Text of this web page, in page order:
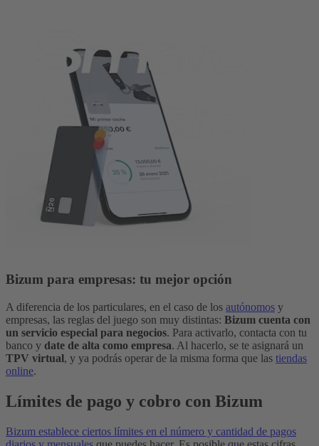
Bizum para empresas: tu mejor opción
A diferencia de los particulares, en el caso de los autónomos y
empresas, las reglas del juego son muy distintas: Bizum cuenta con
un servicio especial para negocios. Para activarlo, contacta con tu
banco y date de alta como empresa. Al hacerlo, se te asignará un
TPV virtual, y ya podrás operar de la misma forma que las tiendas
online.
Límites de pago y cobro con Bizum
Bizum establece ciertos límites en el número y cantidad de pagos